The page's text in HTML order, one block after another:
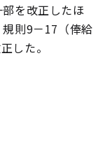
を改正したほ
則9－17（俸給
した。